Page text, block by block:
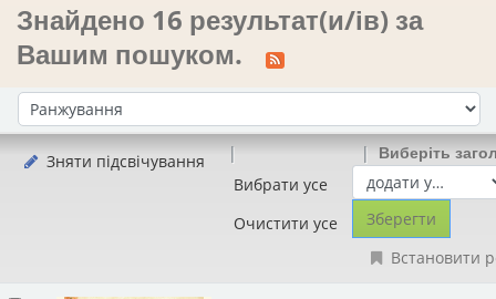
Знайдено 16 результат(и/ів) за
Вашим пошуком.
Сортувати за:
Зняти підсвічування
Вибрати усе
Очистити усе
Виберіть
Встановити